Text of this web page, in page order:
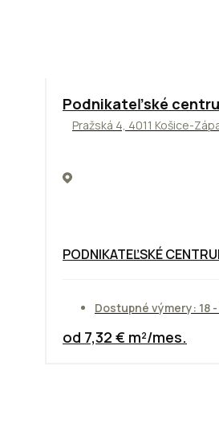
ODPORÚČAME
Podnikateľské
Pražská 4, 4011 Košice-
PODNIKATEĽSKÉ
Dostupné výmery: 18 -
od 7,32 € m²/mes.